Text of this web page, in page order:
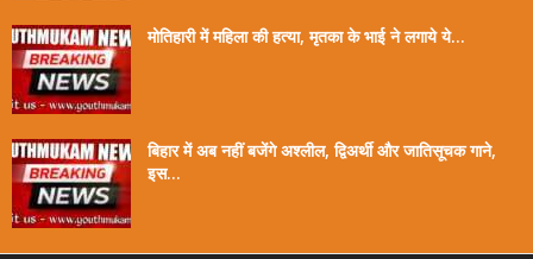
मोतिहारी में महिला की हत्या, मृतका के भाई ने लगाये ये...
बिहार में अब नहीं बजेंगे अश्लील, द्विअर्थी और जातिसूचक गाने,
इस...